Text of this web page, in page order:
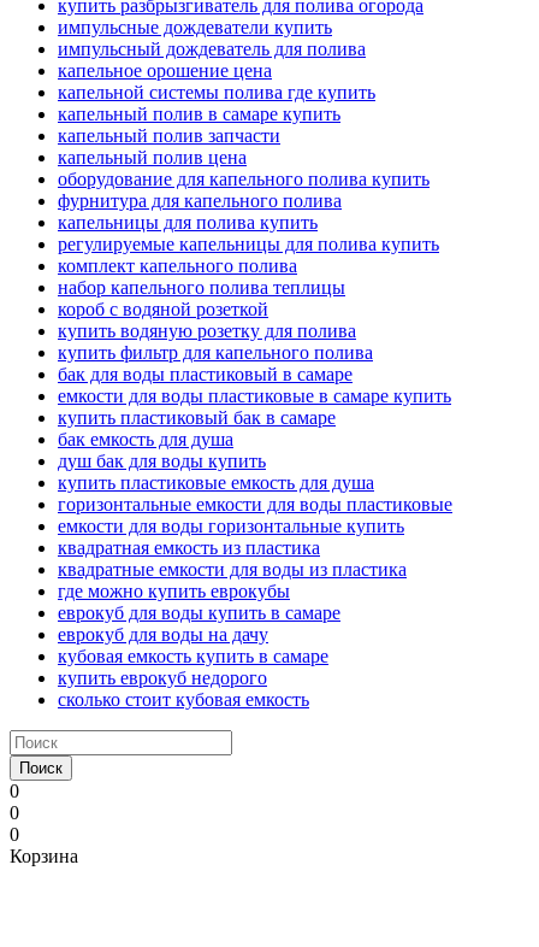
купить разбрызгиватель для полива огорода
импульсные дождеватели купить
импульсный дождеватель для полива
капельное орошение цена
капельной системы полива где купить
капельный полив в самаре купить
капельный полив запчасти
капельный полив цена
оборудование для капельного полива купить
фурнитура для капельного полива
капельницы для полива купить
регулируемые капельницы для полива купить
комплект капельного полива
набор капельного полива теплицы
короб с водяной розеткой
купить водяную розетку для полива
купить фильтр для капельного полива
бак для воды пластиковый в самаре
емкости для воды пластиковые в самаре купить
купить пластиковый бак в самаре
бак емкость для душа
душ бак для воды купить
купить пластиковые емкость для душа
горизонтальные емкости для воды пластиковые
емкости для воды горизонтальные купить
квадратная емкость из пластика
квадратные емкости для воды из пластика
где можно купить еврокубы
еврокуб для воды купить в самаре
еврокуб для воды на дачу
кубовая емкость купить в самаре
купить еврокуб недорого
сколько стоит кубовая емкость
Поиск
0
0
0
Корзина